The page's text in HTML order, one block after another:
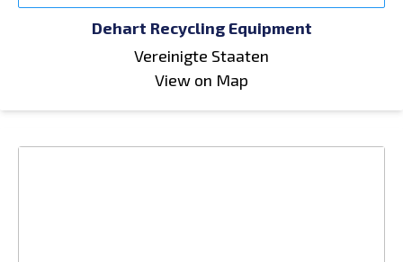
Dehart Recycling Equipment
Vereinigte Staaten
View on Map